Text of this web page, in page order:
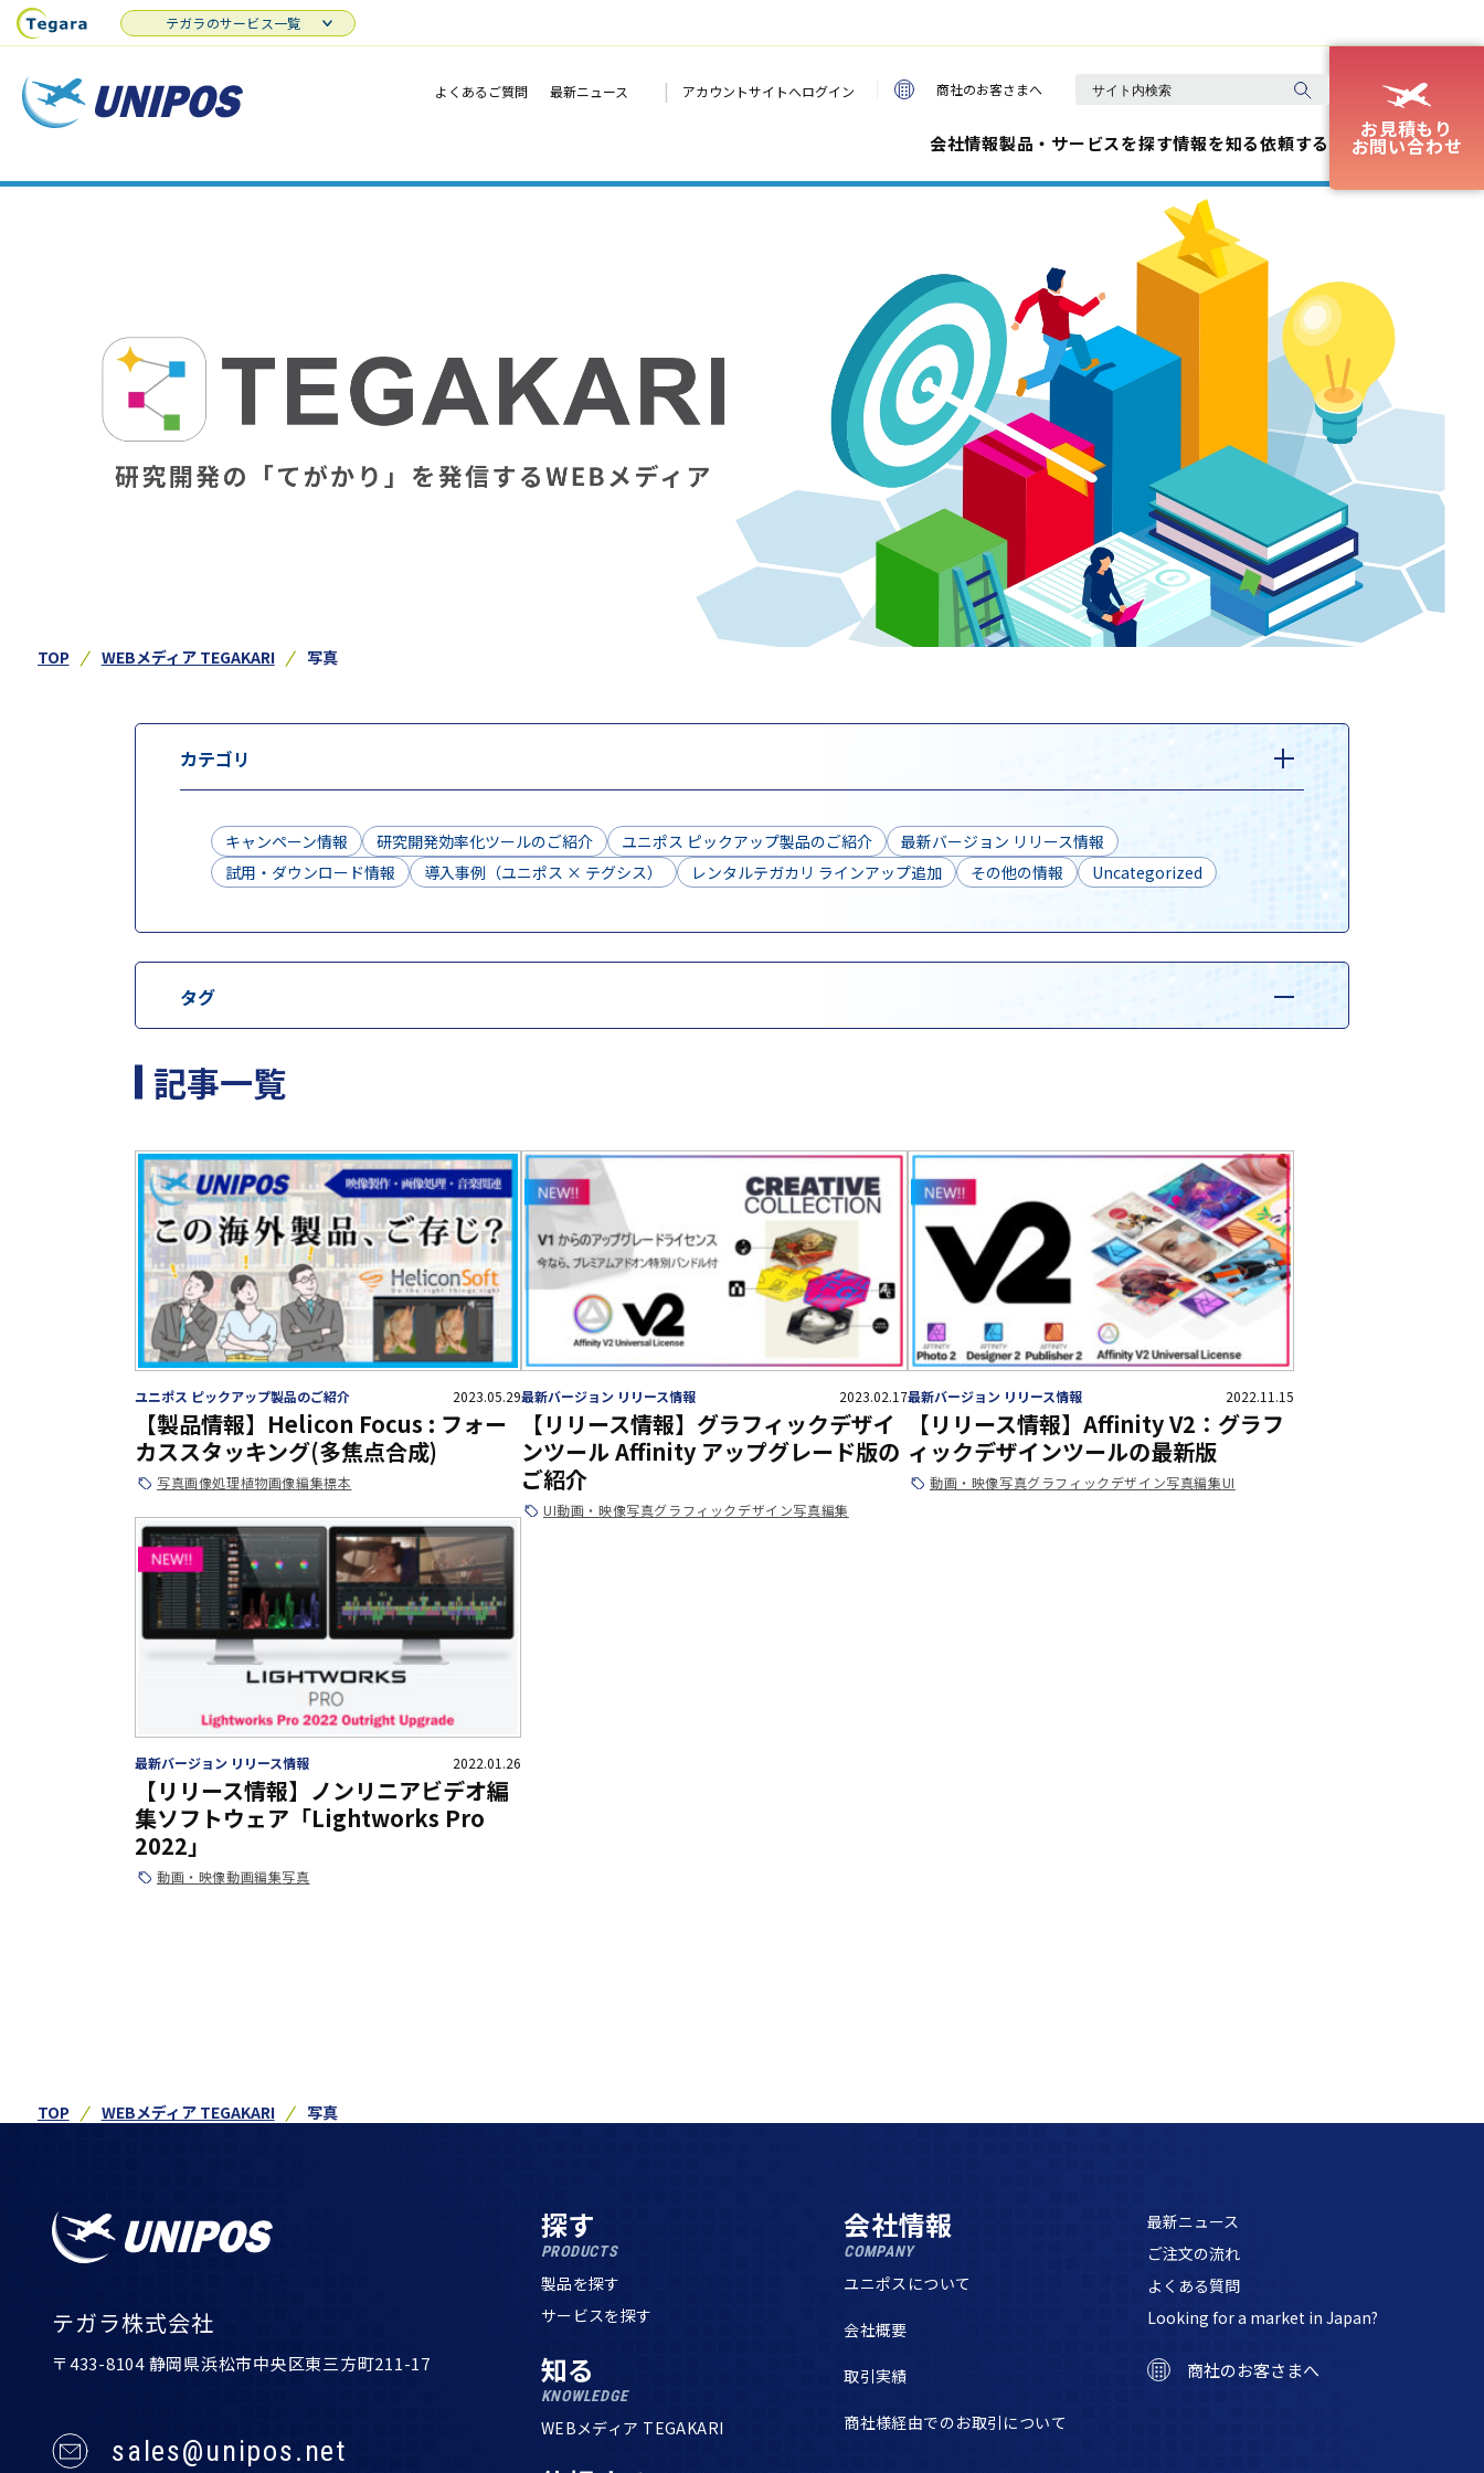
よくあるご質問 最新ニュース | アカウントサイトへログイン 商社のお客さまへ
会社情報製品・サービスを探す情報を知る依頼する
お見積もり
お問い合わせ
テガラのサービス一覧
TOP WEBメディア TEGAKARI 写真
カテゴリ
キャンペーン情報 研究開発効率化ツールのご紹介 ユニポス ピックアップ製品のご紹介
最新バージョン リリース情報
試用・ダウンロード情報
導入事例（ユニポス × テグシス） レンタルテガカリ ラインアップ追加 その他の情報 Uncategorized
タグ
記事一覧
ユニポス ピックアップ製品のご紹介 2023.05.29
【製品情報】Helicon Focus : フォー
カススタッキング(多焦点合成)
写真画像処理植物画像編集標本
最新バージョン リリース情報 2023.02.17
【リリース情報】グラフィックデザイ
ンツール Affinity アップグレード版の
ご紹介
UI動画・映像写真グラフィックデザイン写真編集
最新バージョン リリース情報 2022.11.15
【リリース情報】Affinity V2：グラフ
ィックデザインツールの最新版
動画・映像写真グラフィックデザイン写真編集UI
最新バージョン リリース情報 2022.01.26
【リリース情報】ノンリニアビデオ編
集ソフトウェア「Lightworks Pro
2022」
動画・映像動画編集写真
TOP WEBメディア TEGAKARI 写真
テガラ株式会社
〒433-8104 静岡県浜松市中央区東三方町211-17
sales@unipos.net
探す
PRODUCTS
製品を探す
サービスを探す
知る
KNOWLEDGE
WEBメディア TEGAKARI
会社情報
COMPANY
ユニポスについて
会社概要
取引実績
商社様経由でのお取引について
最新ニュース
ご注文の流れ
よくある質問
Looking for a market in Japan?
商社のお客さまへ